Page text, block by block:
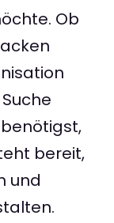
Ob
bereit,
und